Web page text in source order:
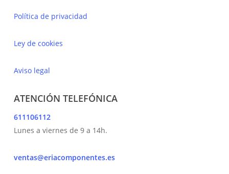
Política de privacidad
Ley de cookies
Aviso legal
ATENCIÓN TELEFÓNICA
611106112
Lunes a viernes de 9 a 14h.
ventas@eriacomponentes.es